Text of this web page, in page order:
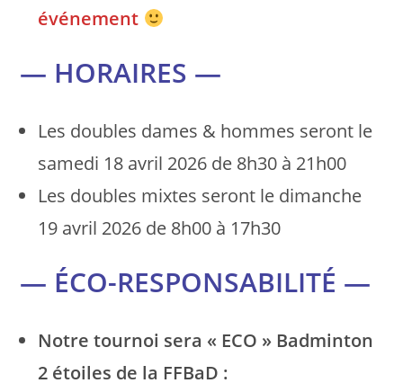
événement
— HORAIRES —
Les doubles dames & hommes seront le
samedi 18 avril 2026 de 8h30 à 21h00
Les doubles mixtes seront le dimanche
19 avril 2026 de 8h00 à 17h30
— ÉCO-RESPONSABILITÉ —
Notre tournoi sera « ECO » Badminton
2 étoiles de la FFBaD :